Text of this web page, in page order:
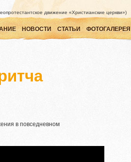
движение «Христианские церкви»)
НОВОСТИ СТАТЬИ ФОТОГАЛЕРЕЯ
в повседневном